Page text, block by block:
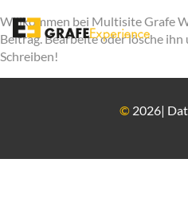
Willkommen bei Multisite Grafe
Beitrag. Bearbeite oder lösche
Schreiben!
© 2026|